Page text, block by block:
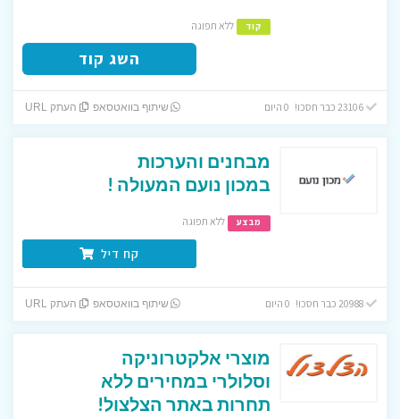
קוד ללא תפוגה
השג קוד
23106 כבר חסכו! 0 היום שיתוף בוואטסאפ העתק URL
מבחנים והערכות
במכון נועם המעולה !
מבצע ללא תפוגה
קח דיל
20988 כבר חסכו! 0 היום שיתוף בוואטסאפ העתק URL
מוצרי אלקטרוניקה
וסלולרי במחירים ללא
תחרות באתר הצלצול!